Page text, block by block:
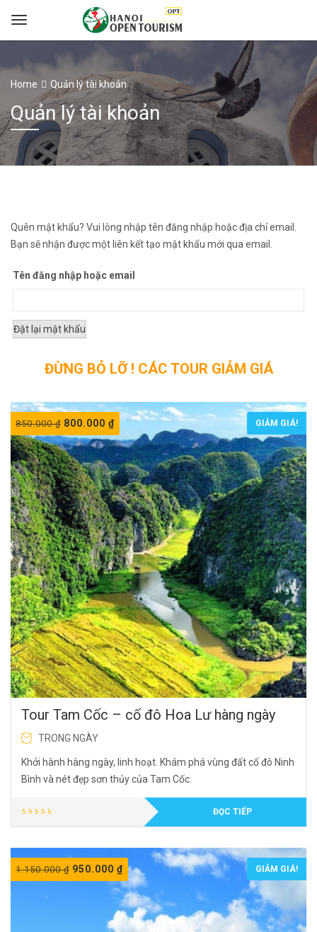
Home Quản lý tài khoản
Quản lý tài khoản
Quên mật khẩu? Vui lòng nhập tên đăng nhập hoặc địa chỉ email.
Bạn sẽ nhận được một liên kết tạo mật khẩu mới qua email.
Tên đăng nhập hoặc email
Đặt lại mật khẩu
ĐỪNG BỎ LỠ ! CÁC TOUR GIẢM GIÁ
850.000₫ 800.000 ₫ GIẢM GIÁ!
Tour Tam Cốc – cố đô Hoa Lư hàng ngày
TRONG NGÀY
Khởi hành hàng ngày, linh hoạt. Khám phá vùng đất cố đô Ninh
Bình và nét đẹp sơn thủy của Tam Cốc.
ĐỌC TIẾP
1.150.000₫ 950.000 ₫ GIẢM GIÁ!